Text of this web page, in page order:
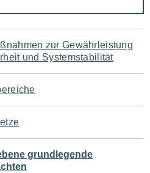
zur Gewährleistung
und Systemstabilität
grundlegende